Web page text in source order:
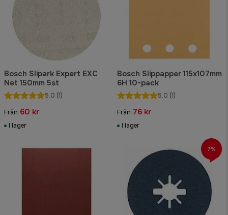
Bosch Slipark Expert EXC
Net 150mm 5st
5.0 (1)
Från 60 kr
I lager
Bosch Slippapper 115x107mm
6H 10-pack
5.0 (1)
Från 76 kr
I lager
7%